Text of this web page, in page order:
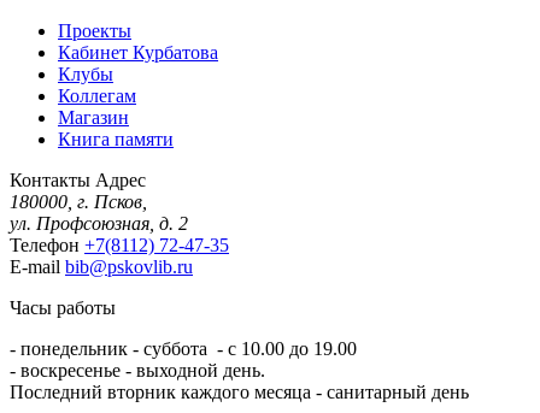
Проекты
Кабинет Курбатова
Клубы
Коллегам
Магазин
Книга памяти
Контакты Адрес
180000, г. Псков,
ул. Профсоюзная, д. 2
Телефон +7(8112) 72-47-35
E-mail bib@pskovlib.ru
Часы работы
- понедельник - суббота - с 10.00 до 19.00
- воскресенье - выходной день.
Последний вторник каждого месяца - санитарный день